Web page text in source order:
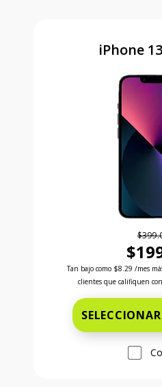
iPhone
Antes el precio era
Tan bajo como $8.29 /mes
clientes que califiquen con